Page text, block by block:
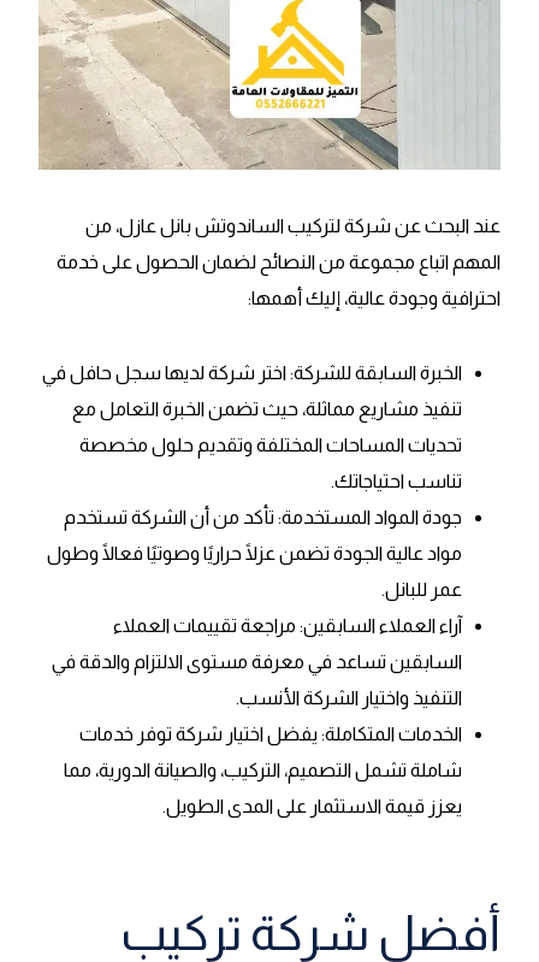
عند البحث عن شركة لتركيب الساندوتش بانل عازل، من
المهم اتباع مجموعة من النصائح لضمان الحصول على خدمة
احترافية وجودة عالية، إليك أهمها:
الخبرة السابقة للشركة: اختر شركة لديها سجل حافل في
تنفيذ مشاريع مماثلة، حيث تضمن الخبرة التعامل مع
تحديات المساحات المختلفة وتقديم حلول مخصصة
تناسب احتياجاتك.
جودة المواد المستخدمة: تأكد من أن الشركة تستخدم
مواد عالية الجودة تضمن عزلًا حراريًا وصوتيًا فعالًا وطول
عمر للبانل.
آراء العملاء السابقين: مراجعة تقييمات العملاء
السابقين تساعد في معرفة مستوى الالتزام والدقة في
التنفيذ واختيار الشركة الأنسب.
الخدمات المتكاملة: يفضل اختيار شركة توفر خدمات
شاملة تشمل التصميم، التركيب، والصيانة الدورية، مما
يعزز قيمة الاستثمار على المدى الطويل.
أفضل شركة تركيب